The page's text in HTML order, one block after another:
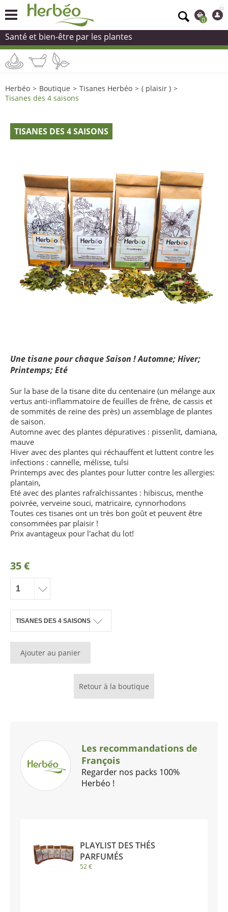
0
Santé et bien-être par les plantes
Herbéo > Boutique > Tisanes Herbéo > ( plaisir ) >
Tisanes des 4 saisons
TISANES DES 4 SAISONS
Une tisane pour chaque Saison ! Automne; Hiver;
Printemps; Eté
Sur la base de la tisane dite du centenaire (un mélange aux
vertus anti-inflammatoire de feuilles de frêne, de cassis et
de sommités de reine des près) un assemblage de plantes
de saison.
Automne avec des plantes dépuratives : pissenlit, damiana,
mauve
Hiver avec des plantes qui réchauffent et luttent contre les
infections : cannelle, mélisse, tulsi
Printemps avec des plantes pour lutter contre les allergies:
plantain,
Eté avec des plantes rafraîchissantes : hibiscus, menthe
poivrée, verveine souci, matricaire, cynnorhodons
Toutes ces tisanes ont un très bon goût et peuvent être
consommées par plaisir !
Prix avantageux pour l'achat du lot!
35 €
Ajouter au panier
Retour à la boutique
Les recommandations de
François
Regarder nos packs 100%
Herbéo !
PLAYLIST DES THÉS
PARFUMÉS
52 €